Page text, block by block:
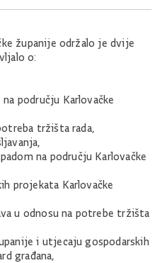
županije održalo je dvije
o:
području Karlovačke
tržišta rada,
na području Karlovačke
projekata Karlovačke
u odnosu na potrebe tržišta
i utjecaju gospodarskih
građana,